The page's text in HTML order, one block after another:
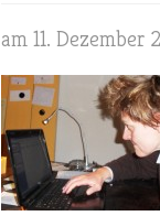
am 11. Dezember